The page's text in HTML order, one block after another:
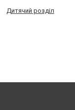
Дитячий розділ